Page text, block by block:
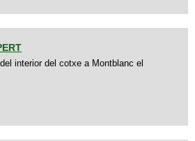
interior del cotxe a Montblanc el